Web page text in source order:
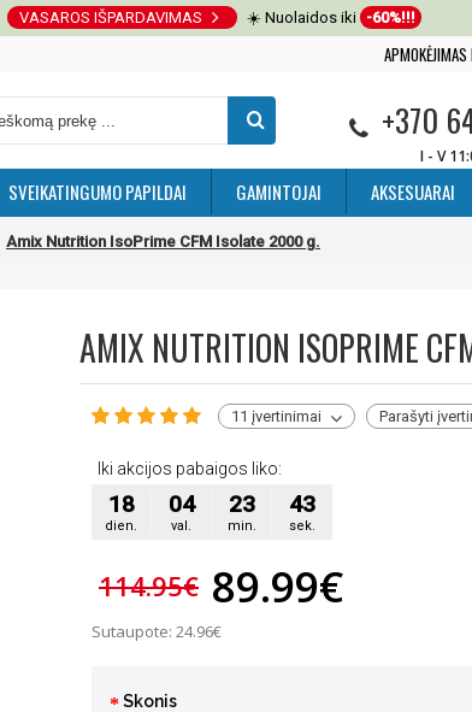
VASAROS IŠPARDAVIMAS ☀️ Nuolaidos iki -60%!!!
+370
I - V
SVEIKATINGUMO PAPILDAI GAMINTOJAI AKSESUARAI
Amix Nutrition IsoPrime CFM Isolate 2000 g.
AMIX NUTRITION ISOPRIME
11 įvertinimai Parašyti
Iki akcijos pabaigos liko:
18
dien.
04
val.
23
min.
41
sek.
114.95€ 89.99€
Sutaupote: 24.96€
Skonis